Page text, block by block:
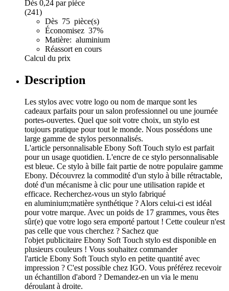
Dès 0,24 par pièce
(241)
Dès 75 pièce(s)
Économisez 37%
Matière: aluminium
Réassort en cours
Calcul du prix
Description
Les stylos avec votre logo ou nom de marque sont les
cadeaux parfaits pour un salon professionnel ou une journée
portes-ouvertes. Quel que soit votre choix, un stylo est
toujours pratique pour tout le monde. Nous possédons une
large gamme de stylos personnalisés.
L'article personnalisable Ebony Soft Touch stylo est parfait
pour un usage quotidien. L'encre de ce stylo personnalisable
est bleue. Ce stylo à bille fait partie de notre populaire gamme
Ebony. Découvrez la commodité d'un stylo à bille rétractable,
doté d'un mécanisme à clic pour une utilisation rapide et
efficace. Recherchez-vous un stylo fabriqué
en aluminium;matière synthétique ? Alors celui-ci est idéal
pour votre marque. Avec un poids de 17 grammes, vous êtes
sûr(e) que votre logo sera emporté partout ! Cette couleur n'est
pas celle que vous cherchez ? Sachez que
l'objet publicitaire Ebony Soft Touch stylo est disponible en
plusieurs couleurs ! Vous souhaitez commander
l'article Ebony Soft Touch stylo en petite quantité avec
impression ? C'est possible chez IGO. Vous préférez recevoir
un échantillon d'abord ? Demandez-en un via le menu
déroulant à droite.